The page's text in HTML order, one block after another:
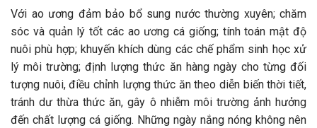
Với ao ương đảm bảo bổ sung nước thường xuyên; chăm
sóc và quản lý tốt các ao ương cá giống; tính toán mật độ
nuôi phù hợp; khuyến khích dùng các chế phẩm sinh học xử
lý môi trường; định lượng thức ăn hàng ngày cho từng đối
tượng nuôi, điều chỉnh lượng thức ăn theo diễn biến thời tiết,
tránh dư thừa thức ăn, gây ô nhiễm môi trường ảnh hưởng
đến chất lượng cá giống. Những ngày nắng nóng không nên